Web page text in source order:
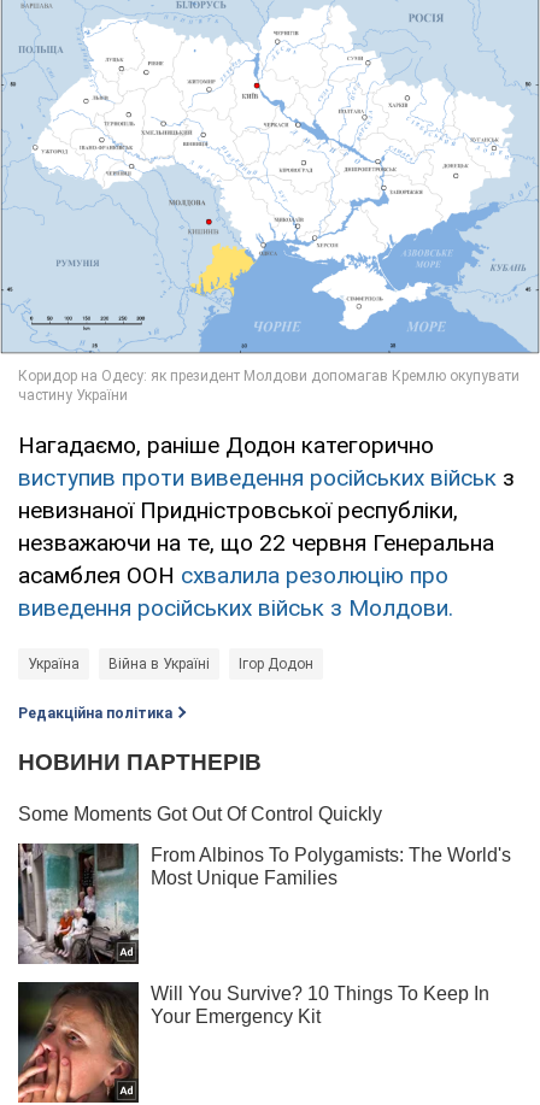
Нагадаємо, раніше Додон категорично
виступив проти виведення російських військ з
невизнаної Придністровської республіки,
незважаючи на те, що 22 червня Генеральна
асамблея ООН схвалила резолюцію про
виведення російських військ з Молдови.
Україна Війна в Україні Ігор Додон
Редакційна політика